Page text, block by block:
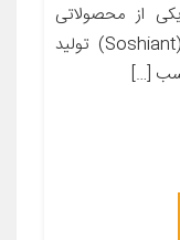
از محصولاتی
است,که در گروه صنعتی «سوشیانت» (Soshiant) تولید
[…]